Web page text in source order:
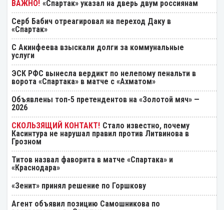
«Спартак» указал на дверь двум россиянам
Серб Бабич отреагировал на переход Даку в
«Спартак»
С Акинфеева взыскали долги за коммунальные
услуги
ЭСК РФС вынесла вердикт по нелепому пенальти в
ворота «Спартака» в матче с «Ахматом»
Объявлены топ-5 претендентов на «Золотой мяч» —
2026
Стало известно, почему
Касинтура не нарушал правил против Литвинова в
Грозном
Титов назвал фаворита в матче «Спартака» и
«Краснодара»
«Зенит» принял решение по Горшкову
Агент объявил позицию Самошникова по